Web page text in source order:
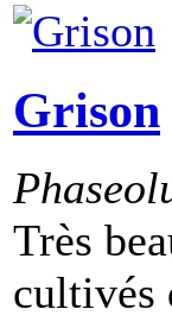
Grison
Très
cultivés